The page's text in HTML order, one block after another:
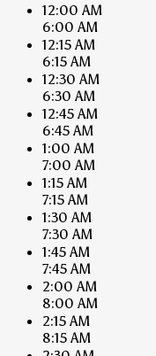
12:00 AM
6:00 AM
12:15 AM
6:15 AM
12:30 AM
6:30 AM
12:45 AM
6:45 AM
1:00 AM
7:00 AM
1:15 AM
7:15 AM
1:30 AM
7:30 AM
1:45 AM
7:45 AM
2:00 AM
8:00 AM
2:15 AM
8:15 AM